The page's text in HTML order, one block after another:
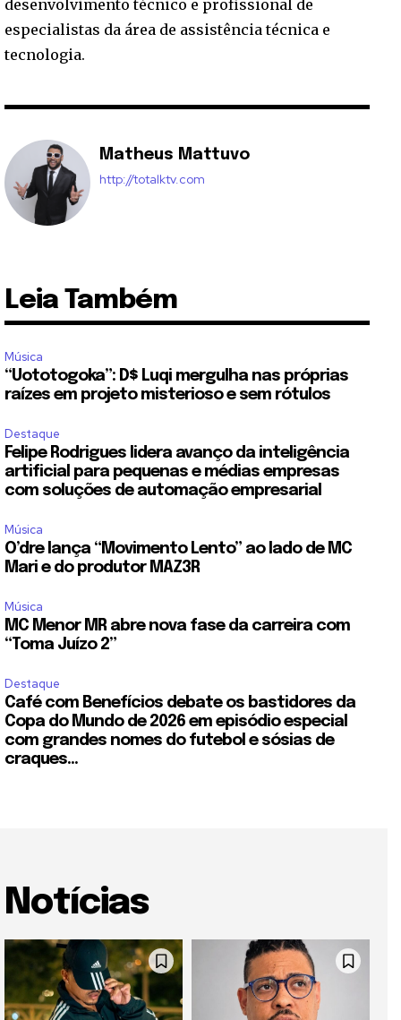
desenvolvimento técnico e profissional de
especialistas da área de assistência técnica e
tecnologia.
Matheus Mattuvo
http://totalktv.com
Leia Também
Música
“Uototogoka”: D$ Luqi mergulha nas próprias
raízes em projeto misterioso e sem rótulos
Destaque
Felipe Rodrigues lidera avanço da inteligência
artificial para pequenas e médias empresas
com soluções de automação empresarial
Música
O’dre lança “Movimento Lento” ao lado de MC
Mari e do produtor MAZ3R
Música
MC Menor MR abre nova fase da carreira com
“Toma Juízo 2”
Destaque
Café com Benefícios debate os bastidores da
Copa do Mundo de 2026 em episódio especial
com grandes nomes do futebol e sósias de
craques...
Notícias